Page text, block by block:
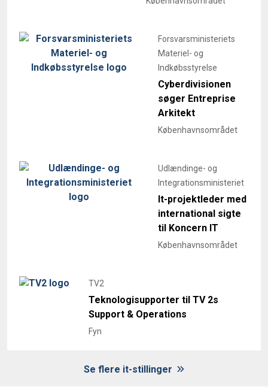
Forsvarsministeriets
Materiel- og
Indkøbsstyrelse
Cyberdivisionen
søger Entreprise
Arkitekt
Københavnsområdet
Udlændinge- og
Integrationsministeriet
It-projektleder med
international sigte
til Koncern IT
Københavnsområdet
TV2
Teknologisupporter til TV 2s
Support & Operations
Fyn
Se flere it-stillinger